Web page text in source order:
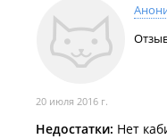
20 июля 2016 г.
Недостатки: Нет